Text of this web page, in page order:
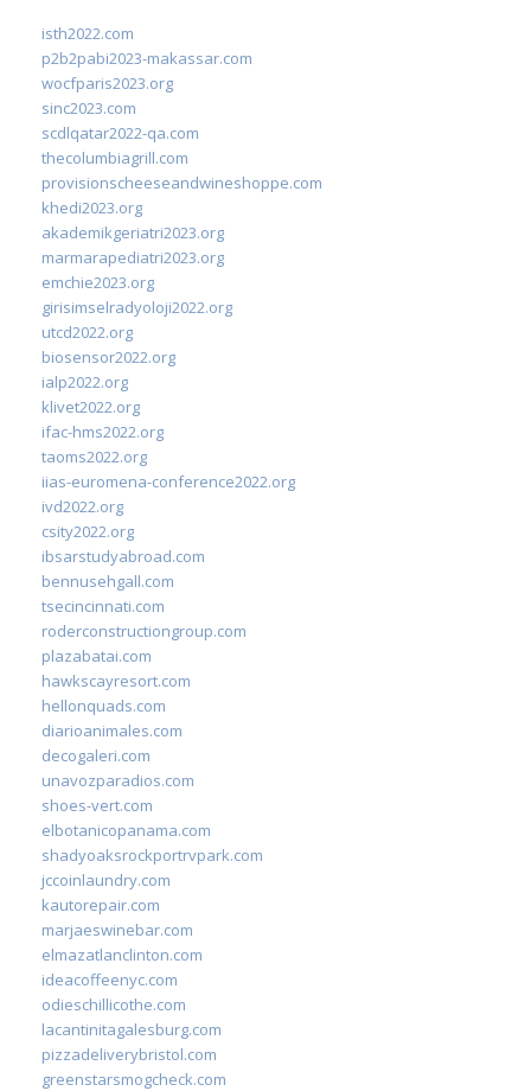
isth2022.com
p2b2pabi2023-makassar.com
wocfparis2023.org
sinc2023.com
scdlqatar2022-qa.com
thecolumbiagrill.com
provisionscheeseandwineshoppe.com
khedi2023.org
akademikgeriatri2023.org
marmarapediatri2023.org
emchie2023.org
girisimselradyoloji2022.org
utcd2022.org
biosensor2022.org
ialp2022.org
klivet2022.org
ifac-hms2022.org
taoms2022.org
iias-euromena-conference2022.org
ivd2022.org
csity2022.org
ibsarstudyabroad.com
bennusehgall.com
tsecincinnati.com
roderconstructiongroup.com
plazabatai.com
hawkscayresort.com
hellonquads.com
diarioanimales.com
decogaleri.com
unavozparadios.com
shoes-vert.com
elbotanicopanama.com
shadyoaksrockportrvpark.com
jccoinlaundry.com
kautorepair.com
marjaeswinebar.com
elmazatlanclinton.com
ideacoffeenyc.com
odieschillicothe.com
lacantinitagalesburg.com
pizzadeliverybristol.com
greenstarsmogcheck.com